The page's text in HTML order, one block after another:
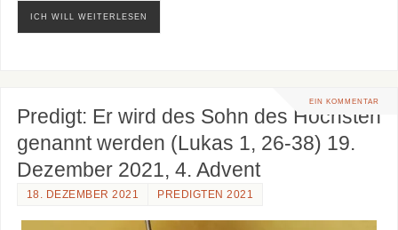
ICH WILL WEITERLESEN
EIN KOMMENTAR
Predigt: Er wird des Sohn des Höchsten
genannt werden (Lukas 1, 26-38) 19.
Dezember 2021, 4. Advent
18. DEZEMBER 2021 PREDIGTEN 2021